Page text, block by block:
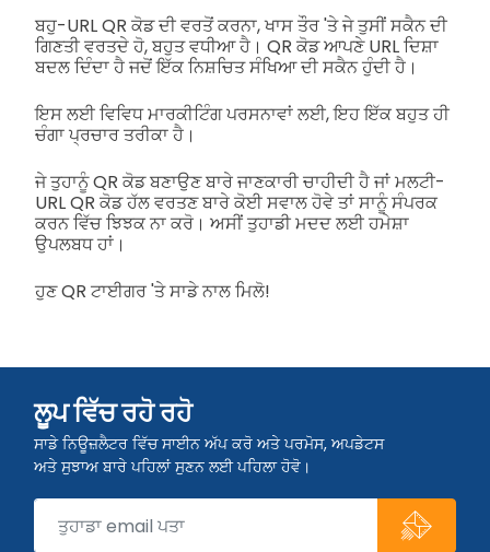
ਬਹੁ-URL QR ਕੋਡ ਦੀ ਵਰਤੋਂ ਕਰਨਾ, ਖਾਸ ਤੌਰ 'ਤੇ ਜੇ ਤੁਸੀਂ ਸਕੈਨ ਦੀ
ਗਿਣਤੀ ਵਰਤਦੇ ਹੋ, ਬਹੁਤ ਵਧੀਆ ਹੈ। QR ਕੋਡ ਆਪਣੇ URL ਦਿਸ਼ਾ
ਬਦਲ ਦਿੰਦਾ ਹੈ ਜਦੋਂ ਇੱਕ ਨਿਸ਼ਚਿਤ ਸੰਖਿਆ ਦੀ ਸਕੈਨ ਹੁੰਦੀ ਹੈ।
ਇਸ ਲਈ ਵਿਵਿਧ ਮਾਰਕੀਟਿੰਗ ਪਰਸਨਾਵਾਂ ਲਈ, ਇਹ ਇੱਕ ਬਹੁਤ ਹੀ
ਚੰਗਾ ਪ੍ਰਚਾਰ ਤਰੀਕਾ ਹੈ।
ਜੇ ਤੁਹਾਨੂੰ QR ਕੋਡ ਬਣਾਉਣ ਬਾਰੇ ਜਾਣਕਾਰੀ ਚਾਹੀਦੀ ਹੈ ਜਾਂ ਮਲਟੀ-
URL QR ਕੋਡ ਹੱਲ ਵਰਤਣ ਬਾਰੇ ਕੋਈ ਸਵਾਲ ਹੋਵੇ ਤਾਂ ਸਾਨੂੰ ਸੰਪਰਕ
ਕਰਨ ਵਿੱਚ ਝਿਝਕ ਨਾ ਕਰੋ। ਅਸੀਂ ਤੁਹਾਡੀ ਮਦਦ ਲਈ ਹਮੇਸ਼ਾ
ਉਪਲਬਧ ਹਾਂ।
ਹੁਣ QR ਟਾਈਗਰ 'ਤੇ ਸਾਡੇ ਨਾਲ ਮਿਲੋ!
ਲੂਪ ਵਿੱਚ ਰਹੋ ਰਹੋ
ਸਾਡੇ ਨਿਊਜ਼ਲੈਟਰ ਵਿੱਚ ਸਾਈਨ ਅੱਪ ਕਰੋ ਅਤੇ ਪਰਮੋਸ, ਅਪਡੇਟਸ
ਅਤੇ ਸੁਝਾਅ ਬਾਰੇ ਪਹਿਲਾਂ ਸੁਣਨ ਲਈ ਪਹਿਲਾ ਹੋਵੋ।